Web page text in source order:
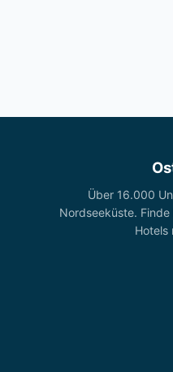
Über 16.000
Nordseeküste. Finde
Hotels